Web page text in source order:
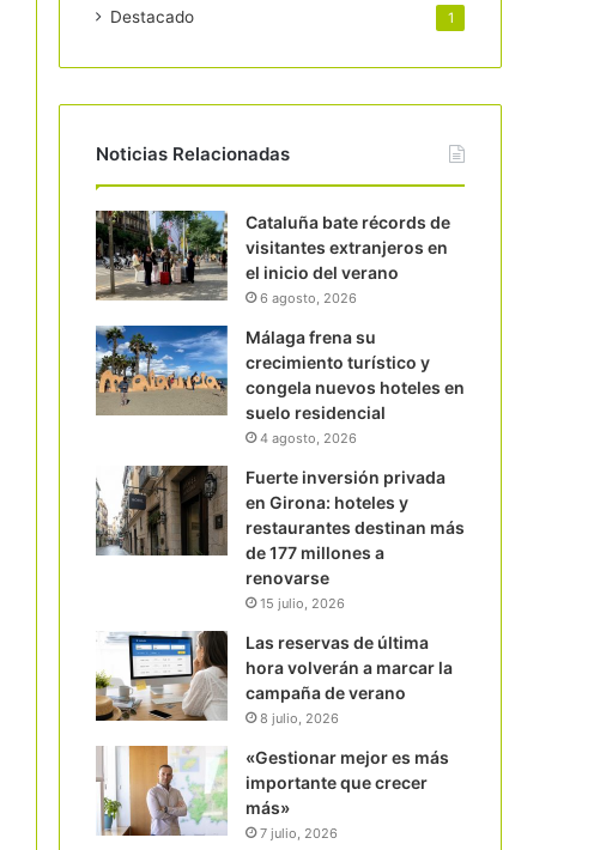
Destacado 1
Noticias Relacionadas
Cataluña bate récords de
visitantes extranjeros en
el inicio del verano
6 agosto, 2026
Málaga frena su
crecimiento turístico y
congela nuevos hoteles en
suelo residencial
4 agosto, 2026
Fuerte inversión privada
en Girona: hoteles y
restaurantes destinan más
de 177 millones a
renovarse
15 julio, 2026
Las reservas de última
hora volverán a marcar la
campaña de verano
8 julio, 2026
«Gestionar mejor es más
importante que crecer
más»
7 julio, 2026